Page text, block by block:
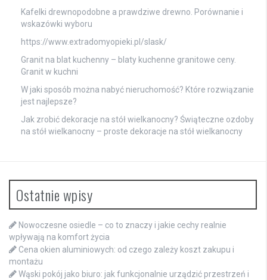
Kafelki drewnopodobne a prawdziwe drewno. Porównanie i
wskazówki wyboru
https://www.extradomyopieki.pl/slask/
Granit na blat kuchenny – blaty kuchenne granitowe ceny.
Granit w kuchni
W jaki sposób można nabyć nieruchomość? Które rozwiązanie
jest najlepsze?
Jak zrobić dekoracje na stół wielkanocny? Świąteczne ozdoby
na stół wielkanocny – proste dekoracje na stół wielkanocny
Ostatnie wpisy
Nowoczesne osiedle – co to znaczy i jakie cechy realnie
wpływają na komfort życia
Cena okien aluminiowych: od czego zależy koszt zakupu i
montażu
Wąski pokój jako biuro: jak funkcjonalnie urządzić przestrzeń i